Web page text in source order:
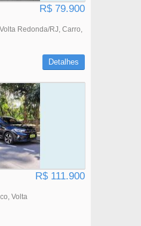
R$ 79.900
Volta Redonda/RJ Carro
Detalhes
R$ 111.900
Volta